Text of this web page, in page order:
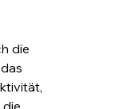
die
das